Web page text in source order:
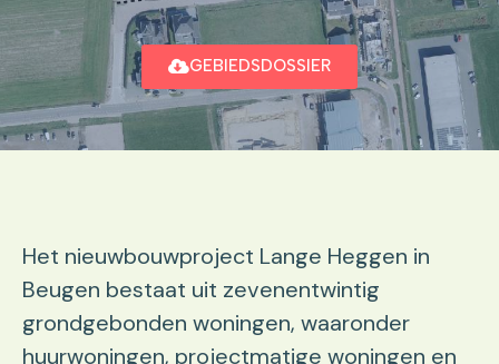
GEBIEDSDOSSIER
Het nieuwbouwproject Lange Heggen in
Beugen bestaat uit zevenentwintig
grondgebonden woningen, waaronder
huurwoningen, projectmatige woningen en